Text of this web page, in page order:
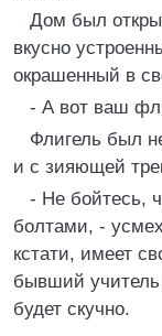
Дом был
вкусно
окрашенный в
- А вот ваш
Флигель был
и с зияющей
- Не бойтесь,
болтами, -
кстати, имеет
бывший
будет скучно.